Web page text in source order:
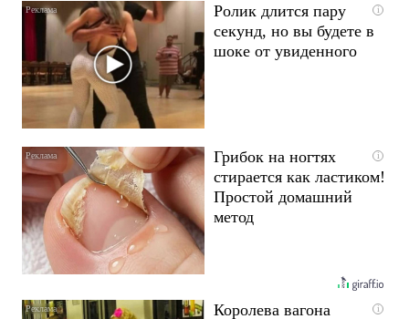
i
Ролик длится пару
секунд, но вы будете в
шоке от увиденного
i
Грибок на ногтях
стирается как ластиком!
Простой домашний
метод
i
Королева вагона